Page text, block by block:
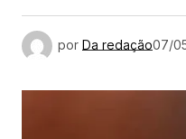
por Da redação07/